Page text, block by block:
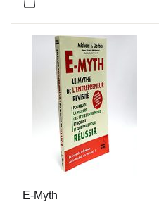
E-Myth